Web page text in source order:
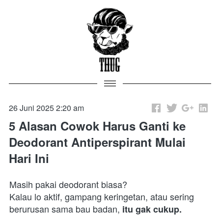
26 Juni 2025 2:20 am
5 Alasan Cowok Harus Ganti ke
Deodorant Antiperspirant Mulai
Hari Ini
Masih pakai deodorant biasa?
Kalau lo aktif, gampang keringetan, atau sering
berurusan sama bau badan, itu gak cukup.